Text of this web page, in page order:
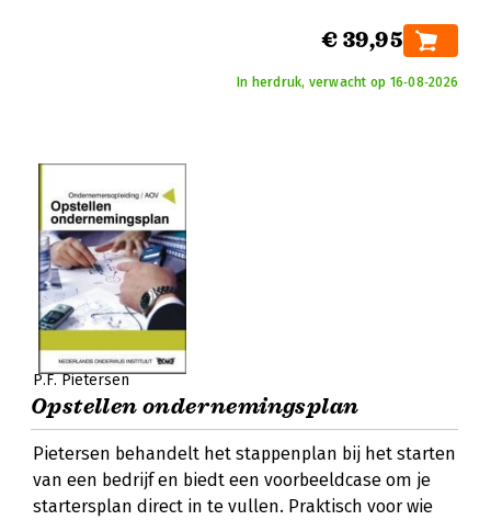
€ 39,95
In herdruk, verwacht op 16‑08‑2026
P.F. Pietersen
Opstellen ondernemingsplan
Pietersen behandelt het stappenplan bij het starten
van een bedrijf en biedt een voorbeeldcase om je
startersplan direct in te vullen. Praktisch voor wie